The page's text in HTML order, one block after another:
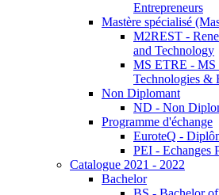
Entrepreneurs
Mastère spécialisé
M2REST -
and Technology
MS ETRE - MS
Technologies &
Non Diplomant
ND - Non
Programme d'échange
EuroteQ -
PEI - Echanges
Catalogue 2021 - 2022
Bachelor